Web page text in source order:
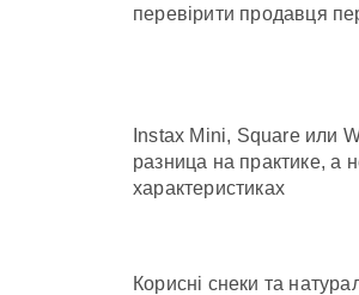
перевірити продавця
Instax Mini, Square или
разница на практике, а
характеристиках
Корисні снеки та